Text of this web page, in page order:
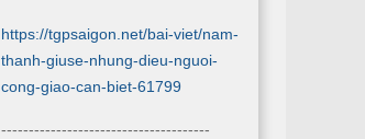
https://tgpsaigon.net/bai-viet/nam-
thanh-giuse-nhung-dieu-nguoi-
cong-giao-can-biet-61799
--------------------------------------